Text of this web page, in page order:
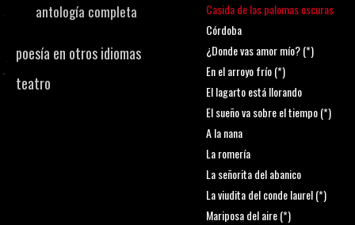
Casida de las palomas oscuras
Córdoba
¿Donde vas amor mío? (*)
En el arroyo frío (*)
El lagarto está llorando
El sueño va sobre el tiempo (*)
A la nana
La romería
La señorita del abanico
La viudita del conde laurel (*)
Mariposa del aire (*)
antología completa
poesía en otros idiomas
teatro